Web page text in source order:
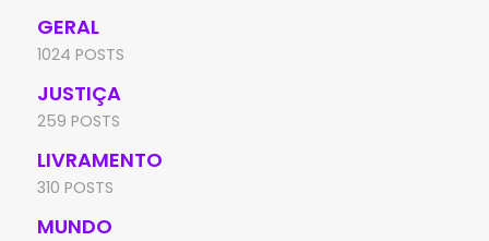
GERAL
1024 POSTS
JUSTIÇA
259 POSTS
LIVRAMENTO
310 POSTS
MUNDO